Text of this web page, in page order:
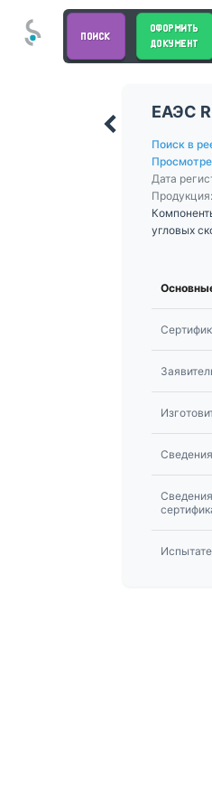
ПОИСК
ОФОРМИТЬ
ДОКУМЕНТ
ЕАЭС
Поиск в
Дата
Продукция:
угловых